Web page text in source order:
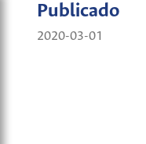
Publicado
2020-03-01